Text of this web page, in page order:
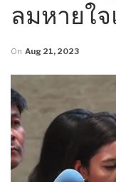
ลมหายใ
On Aug 21, 2023